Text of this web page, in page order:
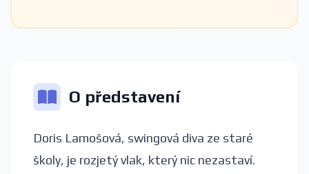
O představení
Doris Lamošová, swingová diva ze staré
školy, je rozjetý vlak, který nic nezastaví.